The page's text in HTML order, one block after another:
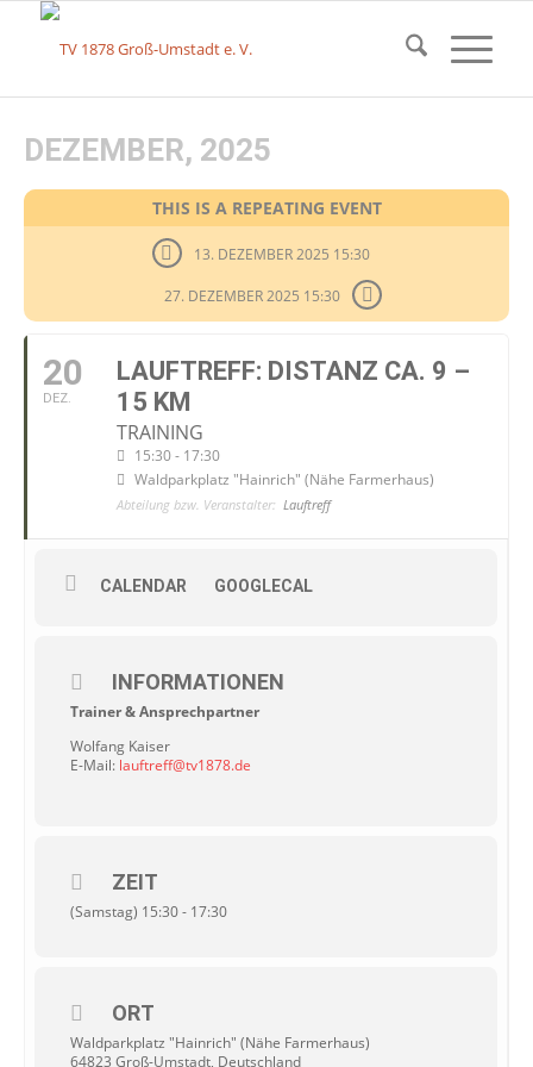
DEZEMBER, 2025
THIS IS A REPEATING EVENT
13. DEZEMBER 2025 15:30
27. DEZEMBER 2025 15:30
20
DEZ.
LAUFTREFF: DISTANZ CA. 9 –
15 KM
TRAINING
15:30 - 17:30
Waldparkplatz "Hainrich" (Nähe Farmerhaus)
Abteilung bzw. Veranstalter: Lauftreff
CALENDAR GOOGLECAL
INFORMATIONEN
Trainer & Ansprechpartner
Wolfang Kaiser
E-Mail: lauftreff@tv1878.de
ZEIT
(Samstag) 15:30 - 17:30
ORT
Waldparkplatz "Hainrich" (Nähe Farmerhaus)
64823 Groß-Umstadt, Deutschland